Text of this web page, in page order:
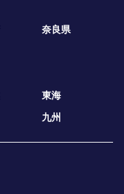
奈良県
東海
九州